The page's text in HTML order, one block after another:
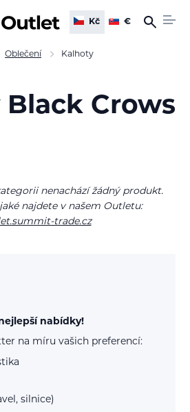
Kč €
Oblečení Kalhoty
Black Crows
nenachází žádný produkt.
najdete v našem Outletu:
trade.cz
nabídky!
na míru vašich preferencí:
silnice)